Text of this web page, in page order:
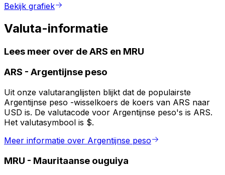
Bekijk grafiek
Valuta-informatie
Lees meer over de ARS en MRU
ARS - Argentijnse peso
Uit onze valutaranglijsten blijkt dat de populairste
Argentijnse peso -wisselkoers de koers van ARS naar
USD is. De valutacode voor Argentijnse peso's is ARS.
Het valutasymbool is $.
Meer informatie over Argentijnse peso
MRU - Mauritaanse ouguiya